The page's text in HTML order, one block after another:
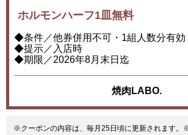
ホルモンハーフ1皿無料
◆条件／他券併用不可・1組人数分有効
◆提示／入店時
◆期限／2026年8月末日迄
焼肉LABO.
※クーポンの内容は、毎月25日頃に更新されます。